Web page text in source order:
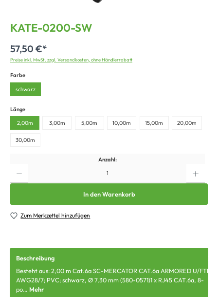
KATE-0200-SW
57,50 €*
Preise inkl. MwSt. zzgl. Versandkosten, ohne Händlerrabatt
Farbe
schwarz
Länge
2,00m 3,00m 5,00m 10,00m 15,00m 20,00m
30,00m
Anzahl:
In den Warenkorb
Zum Merkzettel hinzufügen
Beschreibung
Besteht aus: 2,00 m Cat.6a SC-MERCATOR CAT.6a ARMORED U/FTP
AWG28/7; PVC; schwarz, Ø 7,30 mm (580-0571)1 x RJ45 CAT.6a, 8-
po… Mehr